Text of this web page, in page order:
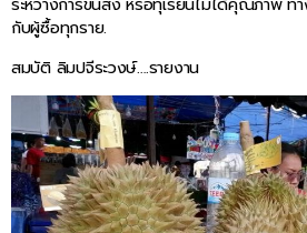
ระหว่างการขนส่ง หรือทุเรียนไม่ได้คุณภาพ ท
กับผู้ซื้อทุกราย.
สมบัติ ลิมปจีระวงษ์….รายงาน